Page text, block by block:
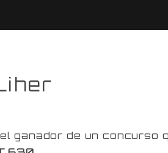
ganador de un concurso